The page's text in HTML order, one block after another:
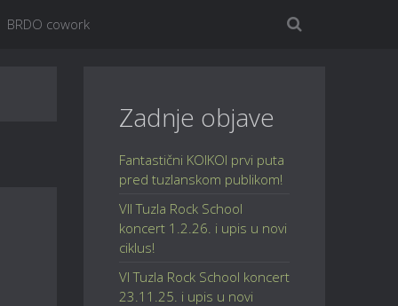
BRDO cowork
Zadnje objave
Fantastični KOIKOI prvi puta
pred tuzlanskom publikom!
VII Tuzla Rock School
koncert 1.2.26. i upis u novi
ciklus!
VI Tuzla Rock School koncert
23.11.25. i upis u novi